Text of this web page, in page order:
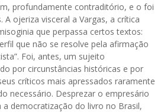
profundamente contraditório, e o foi
A ojeriza visceral a Vargas, a crítica
que perpassa certos textos:
que não se resolve pela afirmação
Foi, antes, um sujeito
por circunstâncias históricas e por
críticos mais apressados raramente
necessário. Desprezar o empresário
democratização do livro no Brasil,